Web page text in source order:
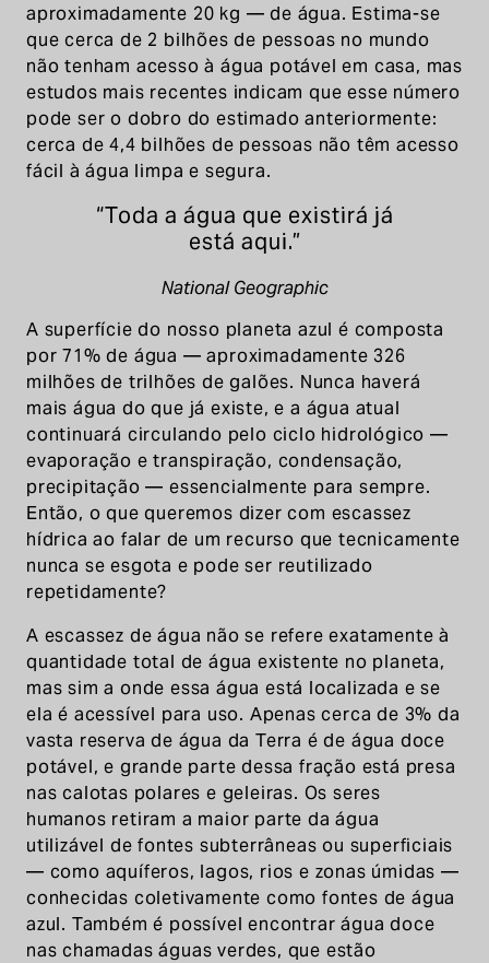
aproximadamente 20 kg — de água. Estima-se
que cerca de 2 bilhões de pessoas no mundo
não tenham acesso à água potável em casa, mas
estudos mais recentes indicam que esse número
pode ser o dobro do estimado anteriormente:
cerca de 4,4 bilhões de pessoas não têm acesso
fácil à água limpa e segura.
“Toda a água que existirá já
está aqui.”
National Geographic
A superfície do nosso planeta azul é composta
por 71% de água — aproximadamente 326
milhões de trilhões de galões. Nunca haverá
mais água do que já existe, e a água atual
continuará circulando pelo ciclo hidrológico —
evaporação e transpiração, condensação,
precipitação — essencialmente para sempre.
Então, o que queremos dizer com escassez
hídrica ao falar de um recurso que tecnicamente
nunca se esgota e pode ser reutilizado
repetidamente?
A escassez de água não se refere exatamente à
quantidade total de água existente no planeta,
mas sim a onde essa água está localizada e se
ela é acessível para uso. Apenas cerca de 3% da
vasta reserva de água da Terra é de água doce
potável, e grande parte dessa fração está presa
nas calotas polares e geleiras. Os seres
humanos retiram a maior parte da água
utilizável de fontes subterrâneas ou superficiais
— como aquíferos, lagos, rios e zonas úmidas —
conhecidas coletivamente como fontes de água
azul. Também é possível encontrar água doce
nas chamadas águas verdes, que estão